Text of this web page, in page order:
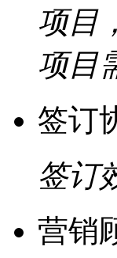
项目
项目
签订
签订
营销